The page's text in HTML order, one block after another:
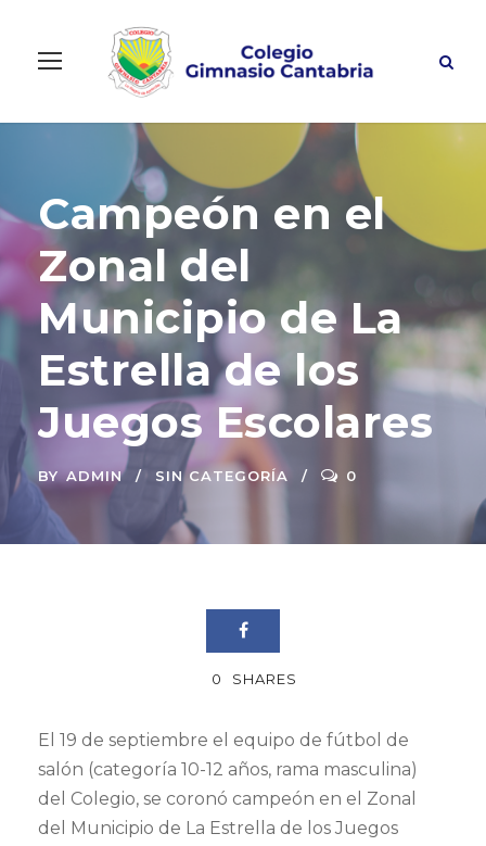
Campeón en el
Zonal del
Municipio de La
Estrella de los
Juegos Escolares
BY ADMIN SIN CATEGORÍA 0
0 SHARES
El 19 de septiembre el equipo de fútbol de
salón (categoría 10-12 años, rama masculina)
del Colegio, se coronó campeón en el Zonal
del Municipio de La Estrella de los Juegos